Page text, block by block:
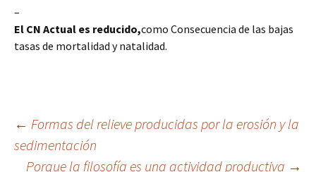
–
El CN Actual es reducido,como Consecuencia de las bajas
tasas de mortalidad y natalidad.
Navegación
← Formas del relieve producidas por la erosión y la
sedimentación
Porque la filosofía es una actividad productiva →